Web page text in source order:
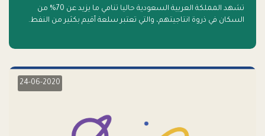
تشهد المملكة العربية السعودية حاليا تنامي ما يزيد عن 70% من
السكان في ذروة انتاجيتهم، والتي تعتبر سلعة أقيم بكثير من النفط.
24-06-2020